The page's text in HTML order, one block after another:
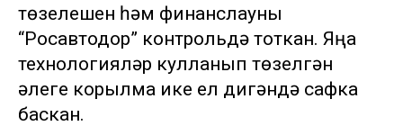
төзелешен һәм финанслауны
“Росавтодор” контрольдә тоткан. Яңа
технологияләр кулланып төзелгән
әлеге корылма ике ел дигәндә сафка
баскан.